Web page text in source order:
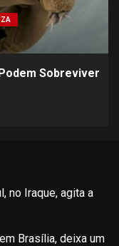
Sobreviver
no Iraque, agita a
Brasília, deixa um